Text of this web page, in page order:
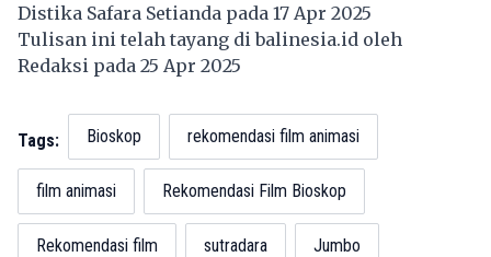
Distika Safara Setianda pada 17 Apr 2025
Tulisan ini telah tayang dibalinesia.id oleh
Redaksi pada 25 Apr 2025
Tags: Bioskop rekomendasi film animasi
film animasi Rekomendasi Film Bioskop
Rekomendasi film sutradara Jumbo